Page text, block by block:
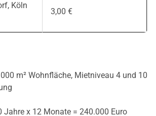
Köln
3,00 €
m² Wohnfläche, Mietniveau 4 und 10
Jahre x 12 Monate = 240.000 Euro